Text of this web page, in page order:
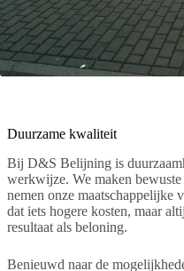
Duurzame kwaliteit
Bij D&S Belijning is
werkwijze. We maken
nemen onze maatschappelijke
dat iets hogere kosten, maar
resultaat als beloning.
Benieuwd naar de